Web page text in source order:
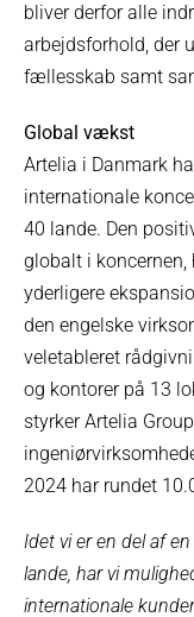
bliver derfor alle
arbejdsforhold, der
fællesskab samt
Global vækst
Artelia i Danmark
internationale
40 lande. Den
globalt i
yderligere
den engelske
veletableret
og kontorer på 13
styrker Artelia
2024 har rundet
Idet vi er en del af
lande, har vi
internationale